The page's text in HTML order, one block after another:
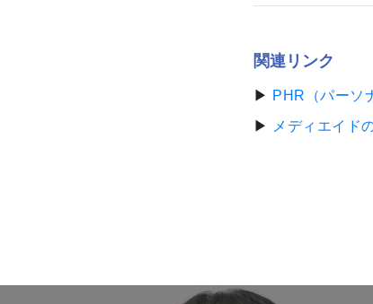
関連リンク
▶ PHR（パーソ
▶
メディエイド